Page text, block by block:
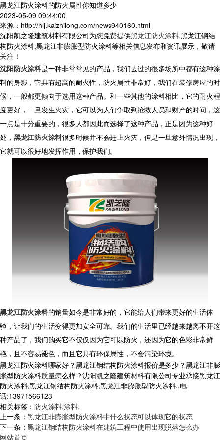
黑龙江防火涂料的防火属性你知道多少
2023-05-09 09:44:00
来源：http://hlj.kaizhilong.com/news940160.html
沈阳凯之隆建筑材料有限公司为您免费提供黑龙江防火涂料,黑龙江钢结
构防火涂料,黑龙江非膨胀型防火涂料等相关信息发布和资讯展示，敬请
关注！
沈阳防火涂料是一种非常常见的产品，我们去过的很多场所中都有这种涂
料的身影，它具有超高的耐火性，防火属性非常好，我们在装修房屋的时
候，一般都更倾向于选用这种产品。和一些其他的涂料相比，它的耐火程
度更好，一旦发生火灾，它可以为人们争取到抢救人员和财产的时间，这
一点是十分重要的，很多人都因此而选择了这种产品，正是因为这种好
处， 黑龙江防火涂料很多时候并不会赶上火灾，但是一旦意外情况出现，
它就可以很好地发挥作用，保护我们。
黑龙江防火涂料的销量如今是非常好的，它能给人们带来更好的生活体
验，让我们的生活变得更加安全可靠。我们的生活里已经越来越离不开这
种产品了，我们购买它不仅仅因为它可以防火，还因为它的色彩非常鲜
艳，且不容易褪色，而且它具有环保属性，不会污染环境。
黑龙江防火涂料哪家好？黑龙江钢结构防火涂料报价是多少？黑龙江非膨
胀型防火涂料质量怎么样？沈阳凯之隆建筑材料有限公司专业承接黑龙江
防火涂料,黑龙江钢结构防火涂料,黑龙江非膨胀型防火涂料,,电
话:13971566123
相关标签： 防火涂料,涂料,
上一条： 黑龙江非膨胀型防火涂料中什么状态可以体现它的状态
下一条： 黑龙江钢结构防火涂料在建筑工程中使用出现脱落怎么办
网站首页